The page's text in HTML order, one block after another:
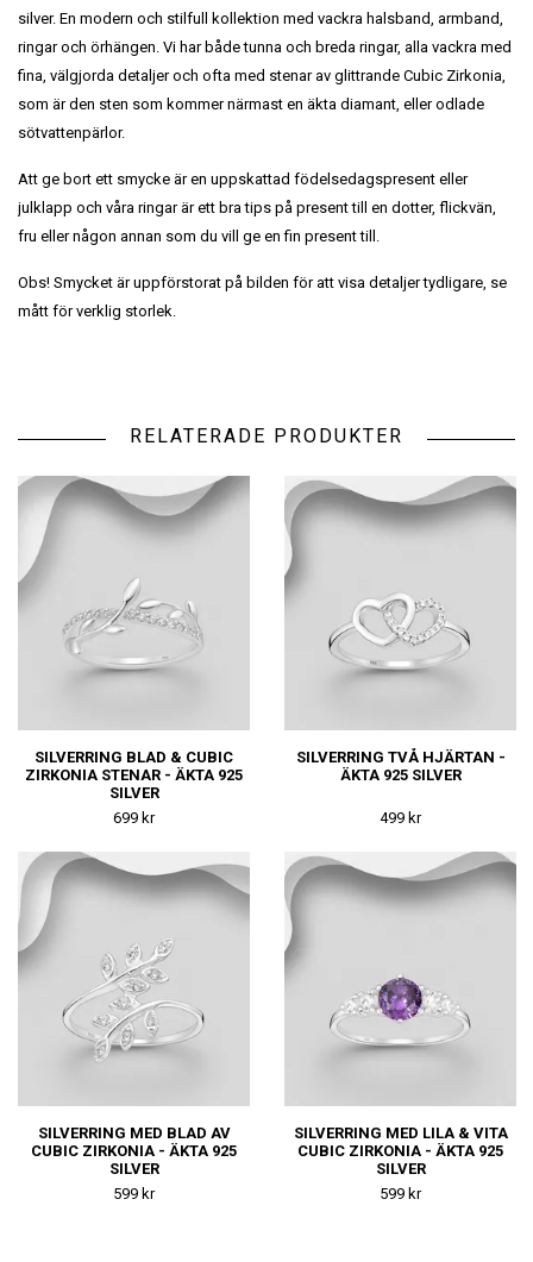
silver. En modern och stilfull kollektion med vackra halsband, armband,
ringar och örhängen. Vi har både tunna och breda ringar, alla vackra med
fina, välgjorda detaljer och ofta med stenar av glittrande Cubic Zirkonia,
som är den sten som kommer närmast en äkta diamant, eller odlade
sötvattenpärlor.
Att ge bort ett smycke är en uppskattad födelsedagspresent eller
julklapp och våra ringar är ett bra tips på present till en dotter, flickvän,
fru eller någon annan som du vill ge en fin present till.
Obs! Smycket är uppförstorat på bilden för att visa detaljer tydligare, se
mått för verklig storlek.
RELATERADE PRODUKTER
SILVERRING BLAD & CUBIC
ZIRKONIA STENAR - ÄKTA 925
SILVER
699 kr
SILVERRING TVÅ HJÄRTAN -
ÄKTA 925 SILVER
499 kr
SILVERRING MED BLAD AV
CUBIC ZIRKONIA - ÄKTA 925
SILVER
599 kr
SILVERRING MED LILA & VITA
CUBIC ZIRKONIA - ÄKTA 925
SILVER
599 kr